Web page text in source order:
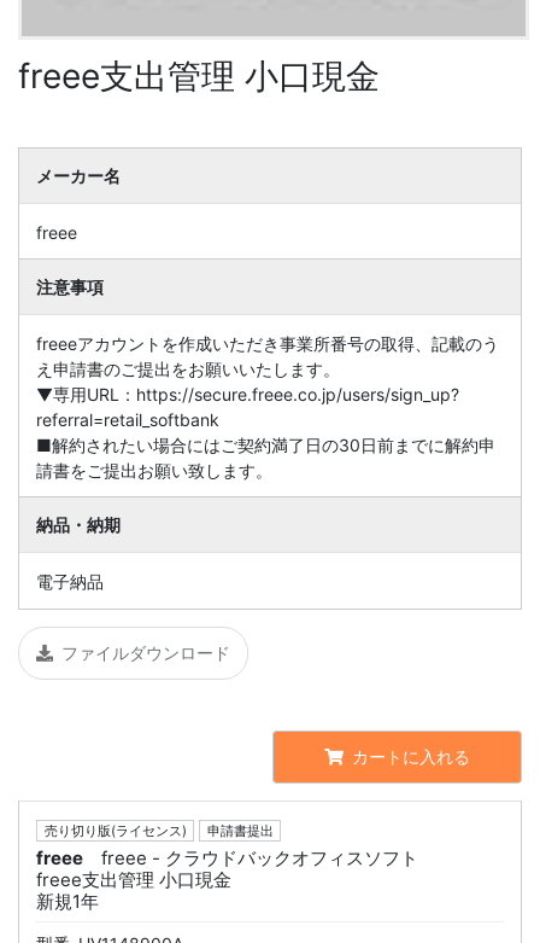
freee支出管理 小口現金
メーカー名
freee
注意事項
freeeアカウントを作成いただき事業所番号の取得、記載のう
え申請書のご提出をお願いいたします。
▼専用URL：https://secure.freee.co.jp/users/sign_up?
referral=retail_softbank
■解約されたい場合にはご契約満了日の30日前までに解約申
請書をご提出お願い致します。
納品・納期
電子納品
ファイルダウンロード
カートに入れる
売り切り版(ライセンス) 申請書提出
freee
freee - クラウドバックオフィスソフト
freee支出管理 小口現金
新規1年